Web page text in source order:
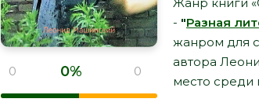
0 0% 0
- "Разная
жанром для
автора
место среди